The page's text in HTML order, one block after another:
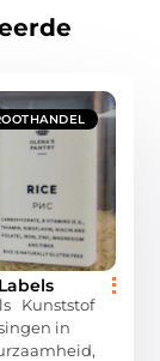
Kunststof
in